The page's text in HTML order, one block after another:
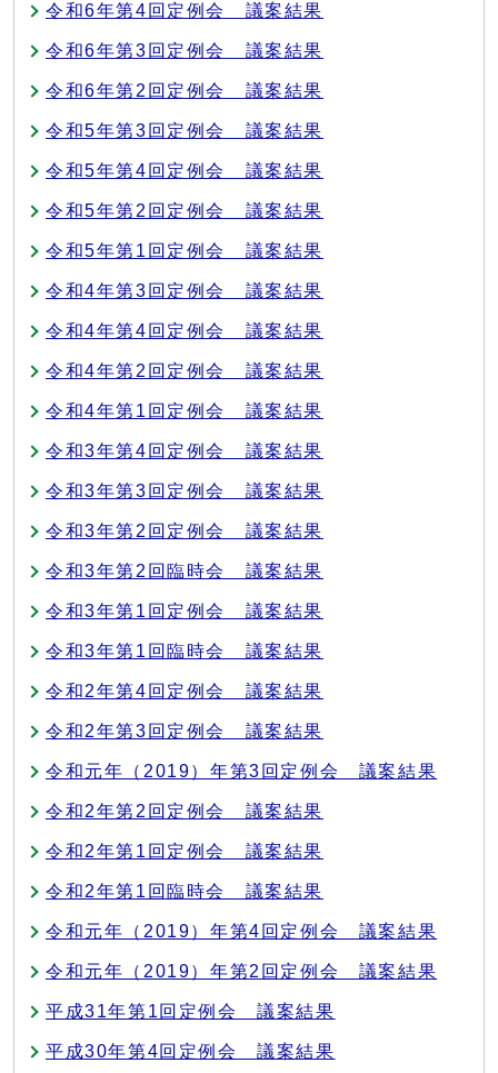
令和6年第4回定例会 議案結果
令和6年第3回定例会 議案結果
令和6年第2回定例会 議案結果
令和5年第3回定例会 議案結果
令和5年第4回定例会 議案結果
令和5年第2回定例会 議案結果
令和5年第1回定例会 議案結果
令和4年第3回定例会 議案結果
令和4年第4回定例会 議案結果
令和4年第2回定例会 議案結果
令和4年第1回定例会 議案結果
令和3年第4回定例会 議案結果
令和3年第3回定例会 議案結果
令和3年第2回定例会 議案結果
令和3年第2回臨時会 議案結果
令和3年第1回定例会 議案結果
令和3年第1回臨時会 議案結果
令和2年第4回定例会 議案結果
令和2年第3回定例会 議案結果
令和元年（2019）年第3回定例会 議案結果
令和2年第2回定例会 議案結果
令和2年第1回定例会 議案結果
令和2年第1回臨時会 議案結果
令和元年（2019）年第4回定例会 議案結果
令和元年（2019）年第2回定例会 議案結果
平成31年第1回定例会 議案結果
平成30年第4回定例会 議案結果